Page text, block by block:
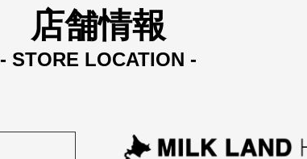
店舗情報
- STORE LOCATION -